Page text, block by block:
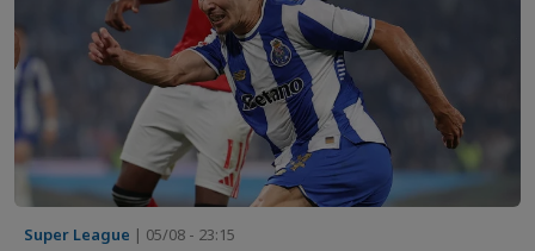
Super League | 05/08 - 23:15